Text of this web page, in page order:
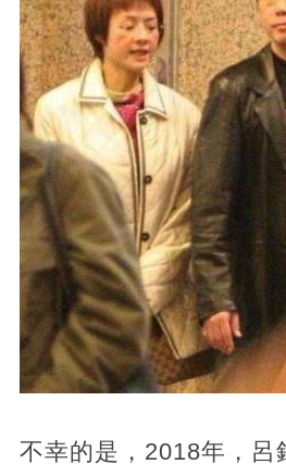
不幸的是，2018年，呂